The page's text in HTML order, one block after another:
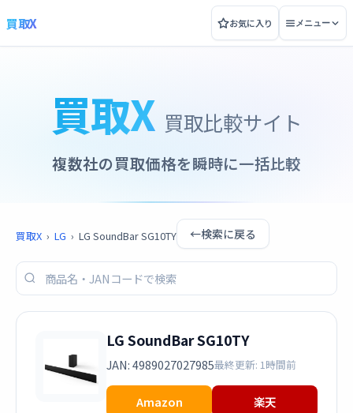
買取X お気に入り メニュー
買取X 買取比較サイト
複数社の買取価格を瞬時に一括比較
買取X › LG › LG SoundBar SG10TY ←検索に戻る
LG SoundBar SG10TY
JAN: 4989027027985最終更新: 1時間前
Amazon
楽天